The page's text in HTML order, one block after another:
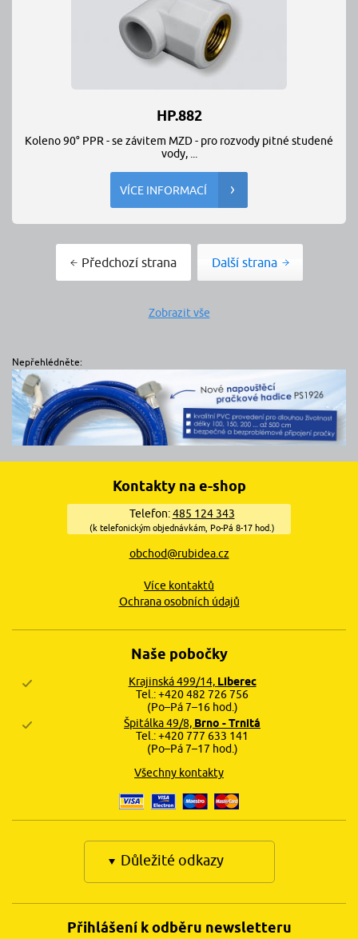
HP.882
Koleno 90° PPR - se závitem MZD - pro rozvody pitné studené
vody, ...
VÍCE INFORMACÍ
Předchozí strana Další strana
Zobrazit vše
Nepřehlédněte:
Kontakty na e-shop
Telefon:485 124 343
(k telefonickým objednávkám, Po-Pá 8-17 hod.)
obchod@rubidea.cz
Více kontaktů
Ochrana osobních údajů
Naše pobočky
Krajinská 499/14, Liberec
Tel.: +420 482 726 756
(Po–Pá 7–16 hod.)
Špitálka 49/8, Brno - Trnitá
Tel.: +420 777 633 141
(Po–Pá 7–17 hod.)
Všechny kontakty
Důležité odkazy
Přihlášení k odběru newsletteru